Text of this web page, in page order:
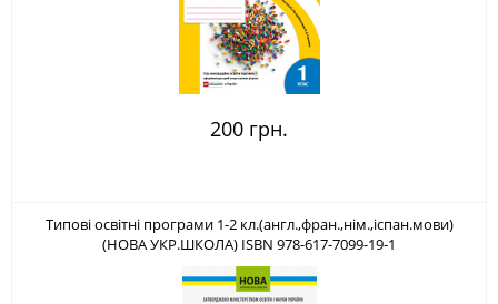
200 грн.
Типові освітні програми 1-2 кл.(англ.,фран.,нім.,іспан.мови)
(НОВА УКР.ШКОЛА) ISBN 978-617-7099-19-1